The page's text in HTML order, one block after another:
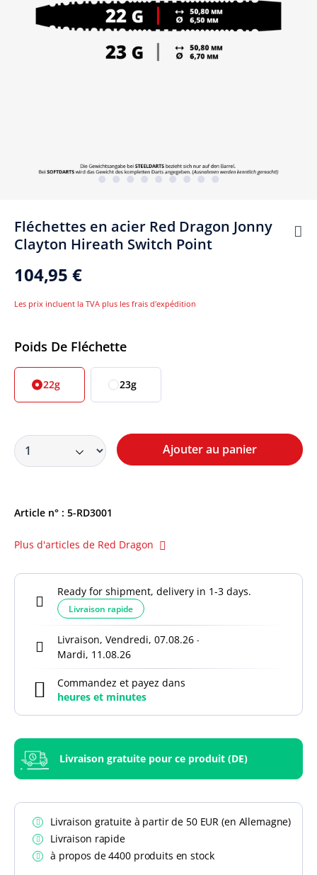
Fléchettes en acier Red Dragon Jonny
Clayton Hireath Switch Point
104,95 €
Les prix incluent la TVA plus les frais d'expédition
Sélectionner
Poids De Fléchette
22g 23g
Ajouter au panier
Article n° : 5-RD3001
Plus d'articles de Red Dragon
Ready for shipment, delivery in 1-3 days.
Livraison rapide
Livraison, Vendredi, 07.08.26 -
Mardi, 11.08.26
Commandez et payez dans
heures et minutes
Livraison gratuite pour ce produit (DE)
Livraison gratuite à partir de 50 EUR (en Allemagne)
Livraison rapide
à propos de 4400 produits en stock